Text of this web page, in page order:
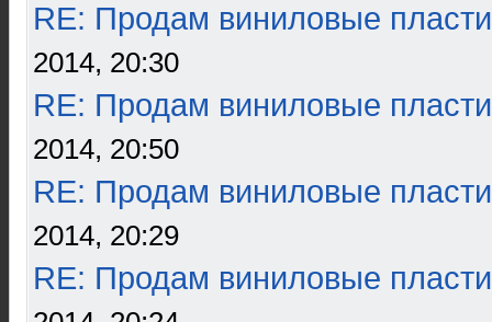
RE: Продам виниловые
2014, 20:30
RE: Продам виниловые
2014, 20:50
RE: Продам виниловые
2014, 20:29
RE: Продам виниловые